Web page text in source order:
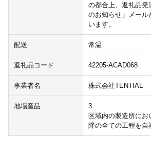
の都合上、返礼品発
のお知らせ」メール
います。
配送 常温
返礼品コード 42205-ACAD068
事業者名 株式会社TENTIAL
地場産品
3
区域内の製造所にお
降の全ての工程を自